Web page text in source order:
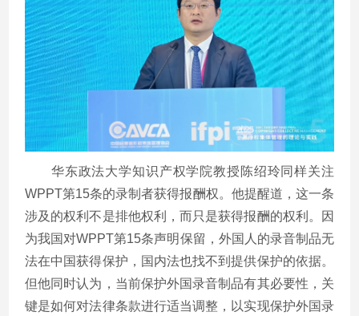
华东政法大学知识产权学院教授陈绍玲同样关注
WPPT第15条的录制者获得报酬权。他提醒道，这一条
涉及的权利不是排他权利，而只是获得报酬的权利。因
为我国对WPPT第15条声明保留，外国人的录音制品无
法在中国获得保护，国内法也找不到提供保护的依据。
但他同时认为，当前保护外国录音制品有其必要性，关
键是如何对法律条款进行适当调整，以实现保护外国录